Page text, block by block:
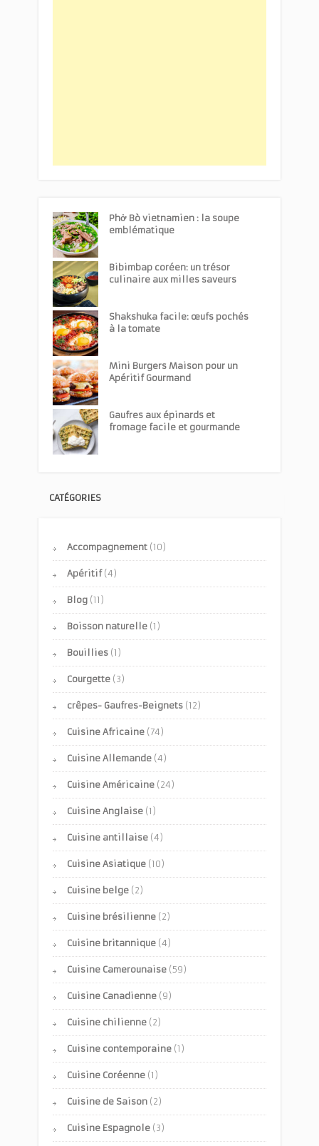
Phở Bò vietnamien : la soupe
emblématique
Bibimbap coréen: un trésor
culinaire aux milles saveurs
Shakshuka facile: œufs pochés
à la tomate
Mini Burgers Maison pour un
Apéritif Gourmand
Gaufres aux épinards et
fromage facile et gourmande
CATÉGORIES
Accompagnement (10)
Apéritif(4)
Blog (11)
Boisson naturelle (1)
Bouillies (1)
Courgette (3)
crêpes- Gaufres-Beignets (12)
Cuisine Africaine (74)
Cuisine Allemande (4)
Cuisine Américaine (24)
Cuisine Anglaise (1)
Cuisine antillaise (4)
Cuisine Asiatique (10)
Cuisine belge (2)
Cuisine brésilienne (2)
Cuisine britannique (4)
Cuisine Camerounaise (59)
Cuisine Canadienne (9)
Cuisine chilienne (2)
Cuisine contemporaine (1)
Cuisine Coréenne (1)
Cuisine de Saison (2)
Cuisine Espagnole (3)